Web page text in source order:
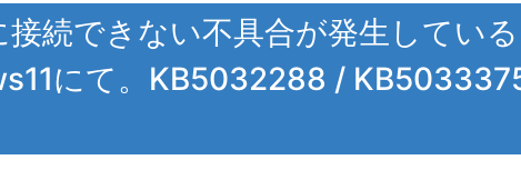
続できない不具合が発生している
にて。KB5032288 /